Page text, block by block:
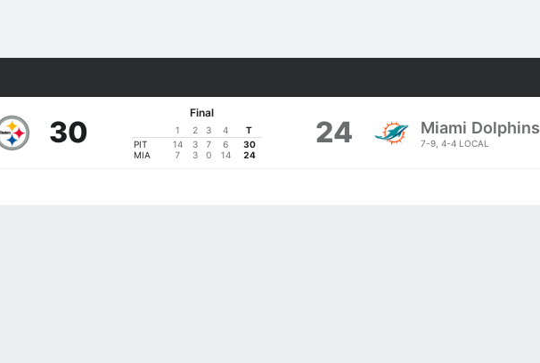
30
Final
1 2 3 4
T
PIT
14 3 7 6
30
MIA
7 3 0 14 24
24 Miami Dolphins
7-9 , 4-4 LOCAL